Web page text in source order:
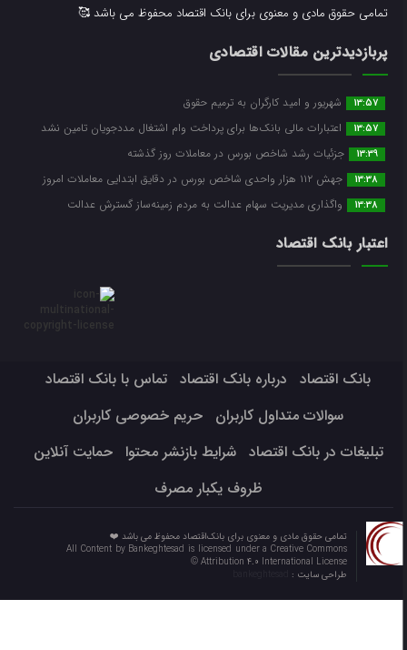
تمامی حقوق مادی و معنوی برای بانک اقتصاد محفوظ می باشد 🥰
پربازدیدترین مقالات اقتصادی
13:57 شهریور و امید کارگران به ترمیم حقوق
13:57 اعتبارات مالی بانک‌ها برای پرداخت وام اشتغال مددجویان تامین نشد
13:39 جزئیات رشد شاخص بورس در معاملات روز گذشته
13:38 جهش ۱۱۲ هزار واحدی شاخص بورس در دقایق ابتدایی معاملات امروز
13:38 واگذاری مدیریت سهام عدالت به مردم زمینه‌ساز گسترش عدالت
اعتبار بانک اقتصاد
بانک اقتصاد درباره بانک اقتصاد
تماس با بانک اقتصاد
سوالات متداول کاربران
حریم خصوصی کاربران
تبلیغات در بانک اقتصاد
شرایط بازنشر محتوا
حمایت آنلاین
ظروف یکبار مصرف
تمامی حقوق مادی و معنوی برای بانک‌اقتصاد محفوظ می باشد ❤️
All Content by Bankeghtesad is licensed under a Creative Commons
Attribution 4.0 International License ©️
طراحی سایت :